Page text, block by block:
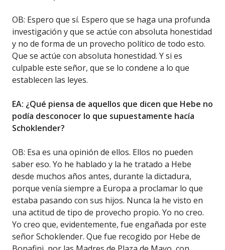
OB: Espero que sí. Espero que se haga una profunda
investigación y que se actúe con absoluta honestidad
y no de forma de un provecho político de todo esto.
Que se actúe con absoluta honestidad. Y si es
culpable este señor, que se lo condene a lo que
establecen las leyes.
EA: ¿Qué piensa de aquellos que dicen que Hebe no
podía desconocer lo que supuestamente hacía
Schoklender?
OB: Esa es una opinión de ellos. Ellos no pueden
saber eso. Yo he hablado y la he tratado a Hebe
desde muchos años antes, durante la dictadura,
porque venía siempre a Europa a proclamar lo que
estaba pasando con sus hijos. Nunca la he visto en
una actitud de tipo de provecho propio. Yo no creo.
Yo creo que, evidentemente, fue engañada por este
señor Schoklender. Que fue recogido por Hebe de